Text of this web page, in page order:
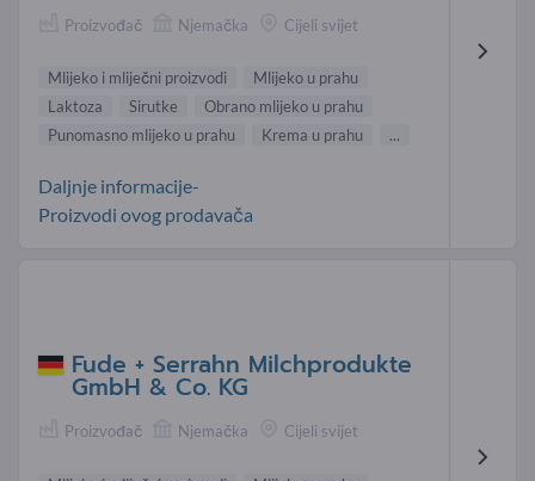
Proizvođač Njemačka Cijeli svijet
Mlijeko i mliječni proizvodi
Mlijeko u prahu
Laktoza
Sirutke
Obrano mlijeko u prahu
Punomasno mlijeko u prahu
Krema u prahu ...
Daljnje informacije-
Proizvodi ovog prodavača
Fude + Serrahn Milchprodukte
GmbH & Co. KG
Proizvođač Njemačka Cijeli svijet